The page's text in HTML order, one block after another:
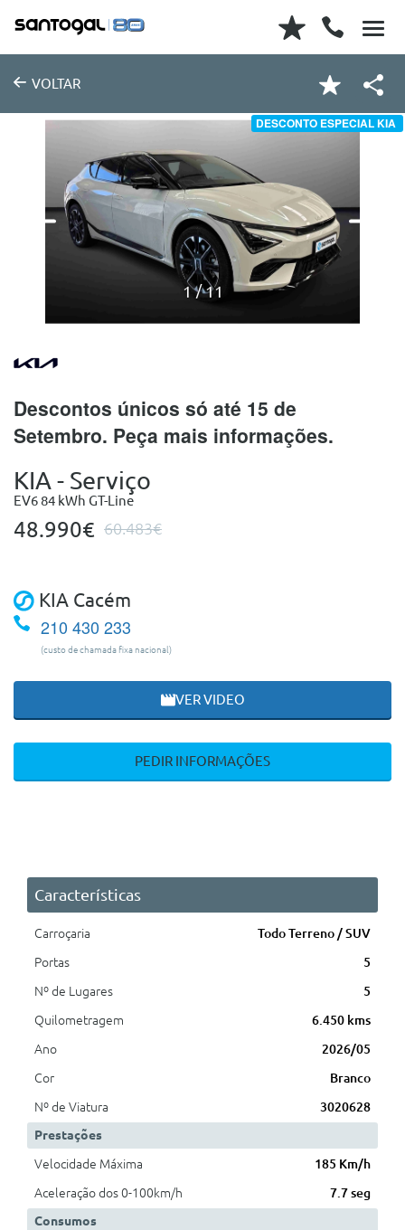
VOLTAR
DESCONTO ESPECIAL KIA
1 11
Descontos únicos só até 15 de
Setembro. Peça mais informações.
KIA - Serviço
EV6 84 kWh GT-Line
48.990€ 60.483€
KIA Cacém
210 430 233
(custo de chamada fixa nacional)
VER VIDEO
PEDIR INFORMAÇÕES
Características
Carroçaria
Todo Terreno / SUV
Portas
5
Nº de Lugares
5
Quilometragem
6.450 kms
Ano
2026/05
Cor
Branco
Nº de Viatura
3020628
Prestações
Velocidade Máxima
185 Km/h
Aceleração dos 0-100km/h
7.7 seg
Consumos